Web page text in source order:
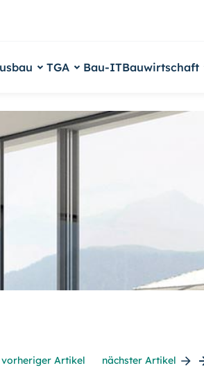
TGA Bau-ITBauwirtschaft
vorheriger Artikel nächster Artikel